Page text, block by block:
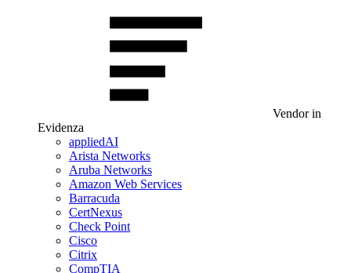
Vendor in
Evidenza
appliedAI
Arista Networks
Aruba Networks
Amazon Web Services
Barracuda
CertNexus
Check Point
Cisco
Citrix
CompTIA